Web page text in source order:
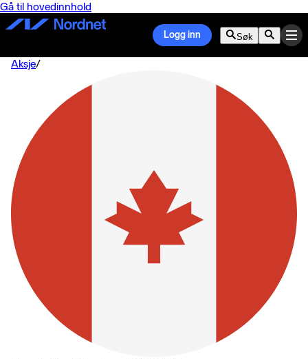
Gå til hovedinnhold
Logg inn Søk
Aksje/